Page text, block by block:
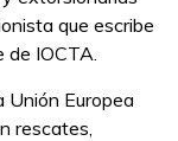
que escribe
IOCTA.
Unión Europea
rescates,